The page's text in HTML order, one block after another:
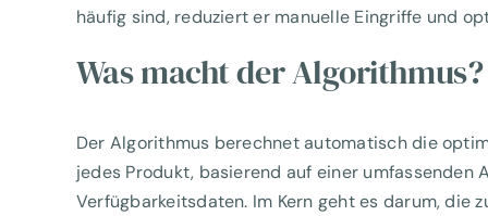
häufig sind, reduziert er manuelle Eingriffe und
Was macht der Algorithmus?
Der Algorithmus berechnet automatisch die
jedes Produkt, basierend auf einer umfassenden
Verfügbarkeitsdaten. Im Kern geht es darum, die